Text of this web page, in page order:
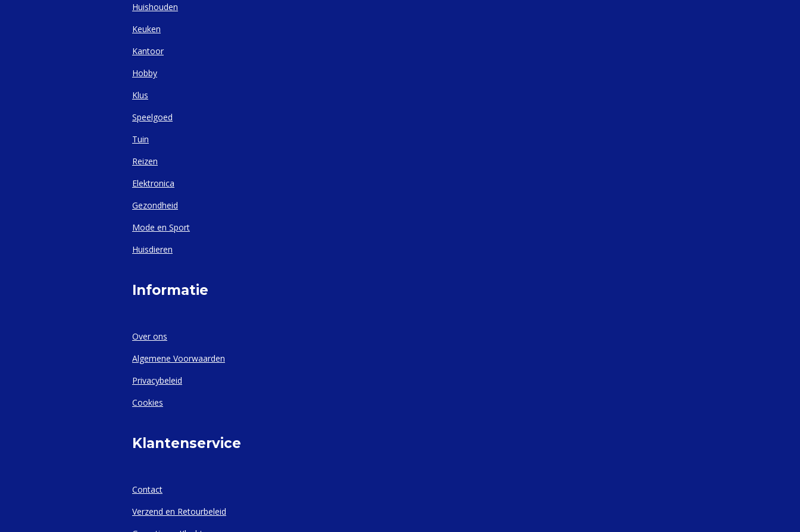
Huishouden
Keuken
Kantoor
Hobby
Klus
Speelgoed
Tuin
Reizen
Elektronica
Gezondheid
Mode en Sport
Huisdieren
Informatie
Over ons
Algemene Voorwaarden
Privacybeleid
Cookies
Klantenservice
Contact
Verzend en Retourbeleid